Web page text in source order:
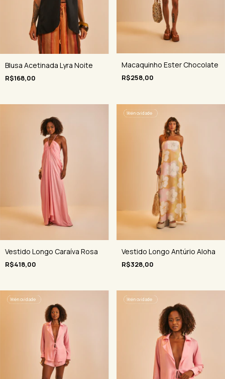
Blusa Acetinada Lyra Noite
R$168,00
Macaquinho Ester Chocolate
R$258,00
Vestido Longo Caraíva Rosa
R$418,00
🌺é novidade
Vestido Longo Antúrio Aloha
R$328,00
🌺é novidade 🌺é novidade